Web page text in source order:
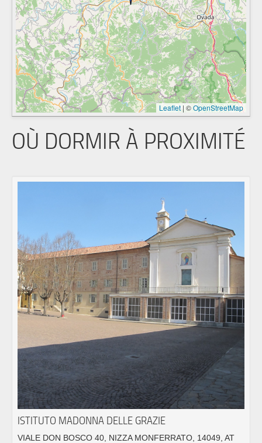
Leaflet | ©OpenStreetMap
OÙ DORMIR À PROXIMITÉ
ISTITUTO MADONNA DELLE GRAZIE
VIALE DON BOSCO 40, NIZZA MONFERRATO, 14049, AT